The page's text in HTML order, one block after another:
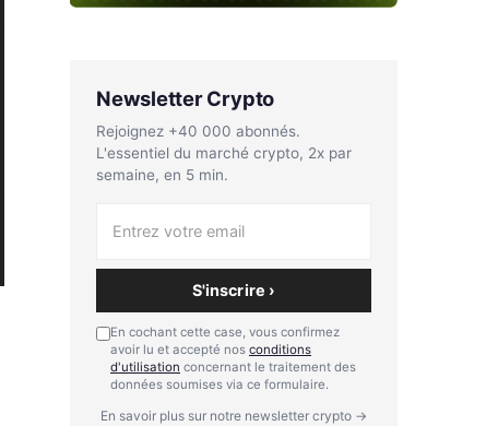
Newsletter Crypto
Rejoignez +40 000 abonnés.
L'essentiel du marché crypto, 2x par
semaine, en 5 min.
S'inscrire ›
En cochant cette case, vous confirmez
avoir lu et accepté nos conditions
d'utilisation concernant le traitement des
données soumises via ce formulaire.
En savoir plus sur notre newsletter crypto →